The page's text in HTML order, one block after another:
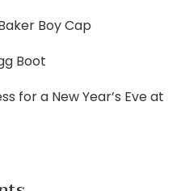
Boy Cap
Boot
for a New Year’s Eve at